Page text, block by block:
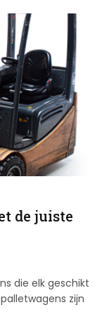
de juiste
die elk geschikt
zijn